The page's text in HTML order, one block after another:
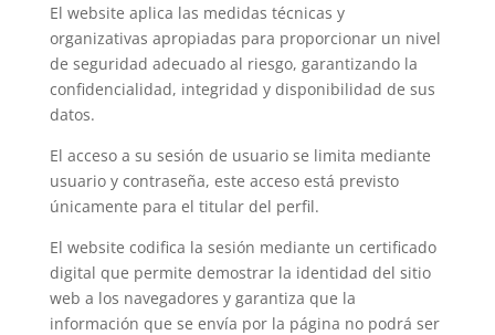
El website aplica las medidas técnicas y
organizativas apropiadas para proporcionar un nivel
de seguridad adecuado al riesgo, garantizando la
confidencialidad, integridad y disponibilidad de sus
datos.
El acceso a su sesión de usuario se limita mediante
usuario y contraseña, este acceso está previsto
únicamente para el titular del perfil.
El website codifica la sesión mediante un certificado
digital que permite demostrar la identidad del sitio
web a los navegadores y garantiza que la
información que se envía por la página no podrá ser